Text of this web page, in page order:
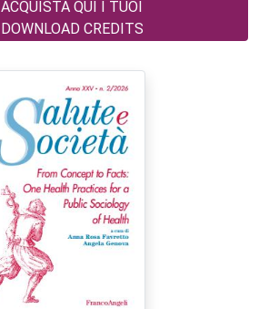
ACQUISTA QUI I TUOI
DOWNLOAD CREDITS